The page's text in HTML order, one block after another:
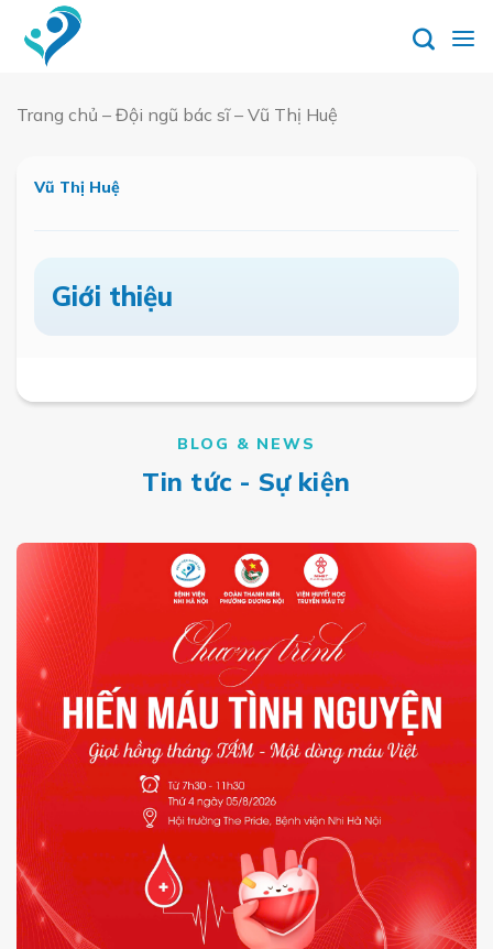
content
Trang chủ – Đội ngũ bác sĩ– Vũ Thị Huệ
Đặt
Vũ Thị Huệ
Giới thiệu
BLOG & NEWS
Tin tức - Sự kiện